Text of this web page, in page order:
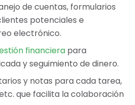
de cuentas, formularios
potenciales e
electrónico.
financiera para
y seguimiento de dinero.
y notas para cada tarea,
que facilita la colaboración